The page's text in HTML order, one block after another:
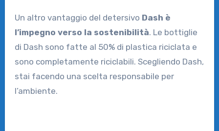
Un altro vantaggio del detersivo Dash è
l’impegno verso la sostenibilità. Le bottiglie
di Dash sono fatte al 50% di plastica riciclata e
sono completamente riciclabili. Scegliendo Dash,
stai facendo una scelta responsabile per
l’ambiente.